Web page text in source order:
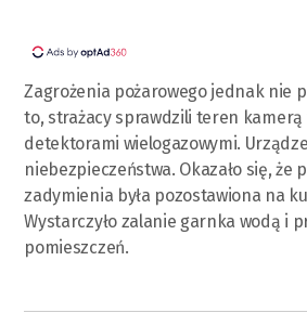
Zagrożenia pożarowego jednak nie
to, strażacy sprawdzili teren
detektorami wielogazowymi.
niebezpieczeństwa. Okazało się, że
zadymienia była pozostawiona na
Wystarczyło zalanie garnka wodą i
pomieszczeń.